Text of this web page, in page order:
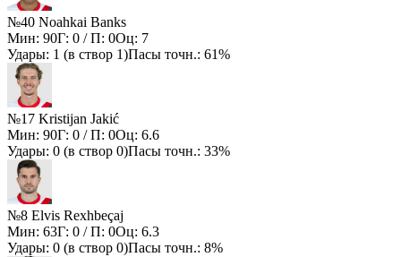
№40 Noahkai Banks
Мин: 90Г: 0 / П: 0Оц: 7
Удары: 1 (в створ 1)Пасы точн.: 61%
№17 Kristijan Jakić
Мин: 90Г: 0 / П: 0Оц: 6.6
Удары: 0 (в створ 0)Пасы точн.: 33%
№8 Elvis Rexhbeçaj
Мин: 63Г: 0 / П: 0Оц: 6.3
Удары: 0 (в створ 0)Пасы точн.: 8%